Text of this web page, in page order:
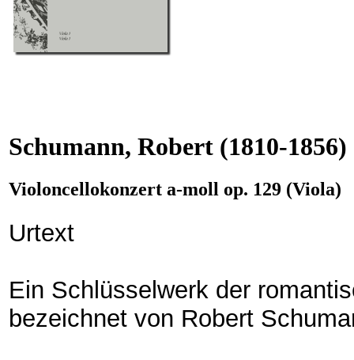
Schumann, Robert (1810-1856)
Violoncellokonzert a-moll op. 129 (Viola)
Urtext
Ein Schlüsselwerk der
bezeichnet von Robert